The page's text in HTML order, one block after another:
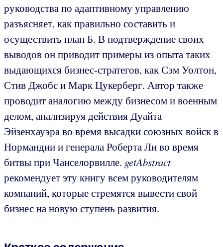
руководства по адаптивному управлению
разъясняет, как правильно составить и
осуществить план Б. В подтверждение своих
выводов он приводит примеры из опыта таких
выдающихся бизнес-стратегов, как Сэм Уолтон,
Стив Джобс и Марк Цукерберг. Автор также
проводит аналогию между бизнесом и военным
делом, анализируя действия Дуайта
Эйзенхауэра во время высадки союзных войск в
Нормандии и генерала Роберта Ли во время
битвы при Чанселорвилле. getAbstract
рекомендует эту книгу всем руководителям
компаний, которые стремятся вывести свой
бизнес на новую ступень развития.